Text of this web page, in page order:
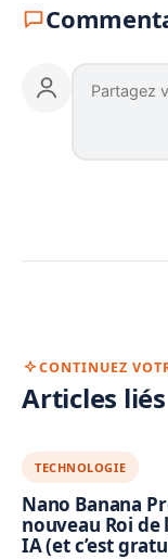
CONTINUEZ
Articles liés
TECHNOLOGIE
Nano Banana
nouveau Roi
IA (et c’est